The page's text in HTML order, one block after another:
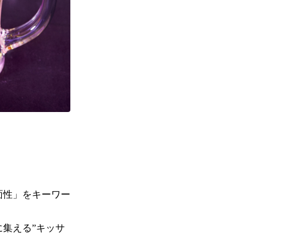
性」をキーワー
える”キッサ